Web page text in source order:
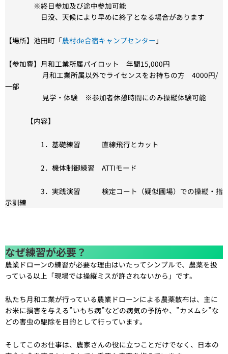
※終日参加及び途中参加可能
日没、天候により早めに終了となる場合があります
【場所】池田町「農村de合宿キャンプセンター 」
【参加費】月和工業所属パイロット 年間15,000円
月和工業所属以外でライセンスをお持ちの方 4000円/
一部
見学・体験 ※参加者休憩時間にのみ操縦体験可能
【内容】
1．基礎練習 直線飛行とカット
2．機体制御練習 ATTIモード
3．実践演習 検定コート（疑似圃場）での操縦・指
示訓練
なぜ練習が必要？
農業ドローンの練習が必要な理由はいたってシンプルで、農薬を扱
っている以上「現場では操縦ミスが許されないから」です。
私たち月和工業が行っている農業ドローンによる農薬散布は、主に
お米に損害を与える”いもち病”などの病気の予防や、”カメムシ”な
どの害虫の駆除を目的として行っています。
そしてこのお仕事は、農家さんの役に立つことだけでなく、日本の